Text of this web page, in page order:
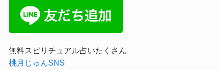
無料スピリチュアル占いたくさん
桃月じゅんSNS